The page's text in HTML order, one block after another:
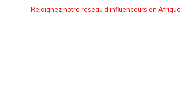
Rejoignez notre réseau d'influenceurs en Afrique